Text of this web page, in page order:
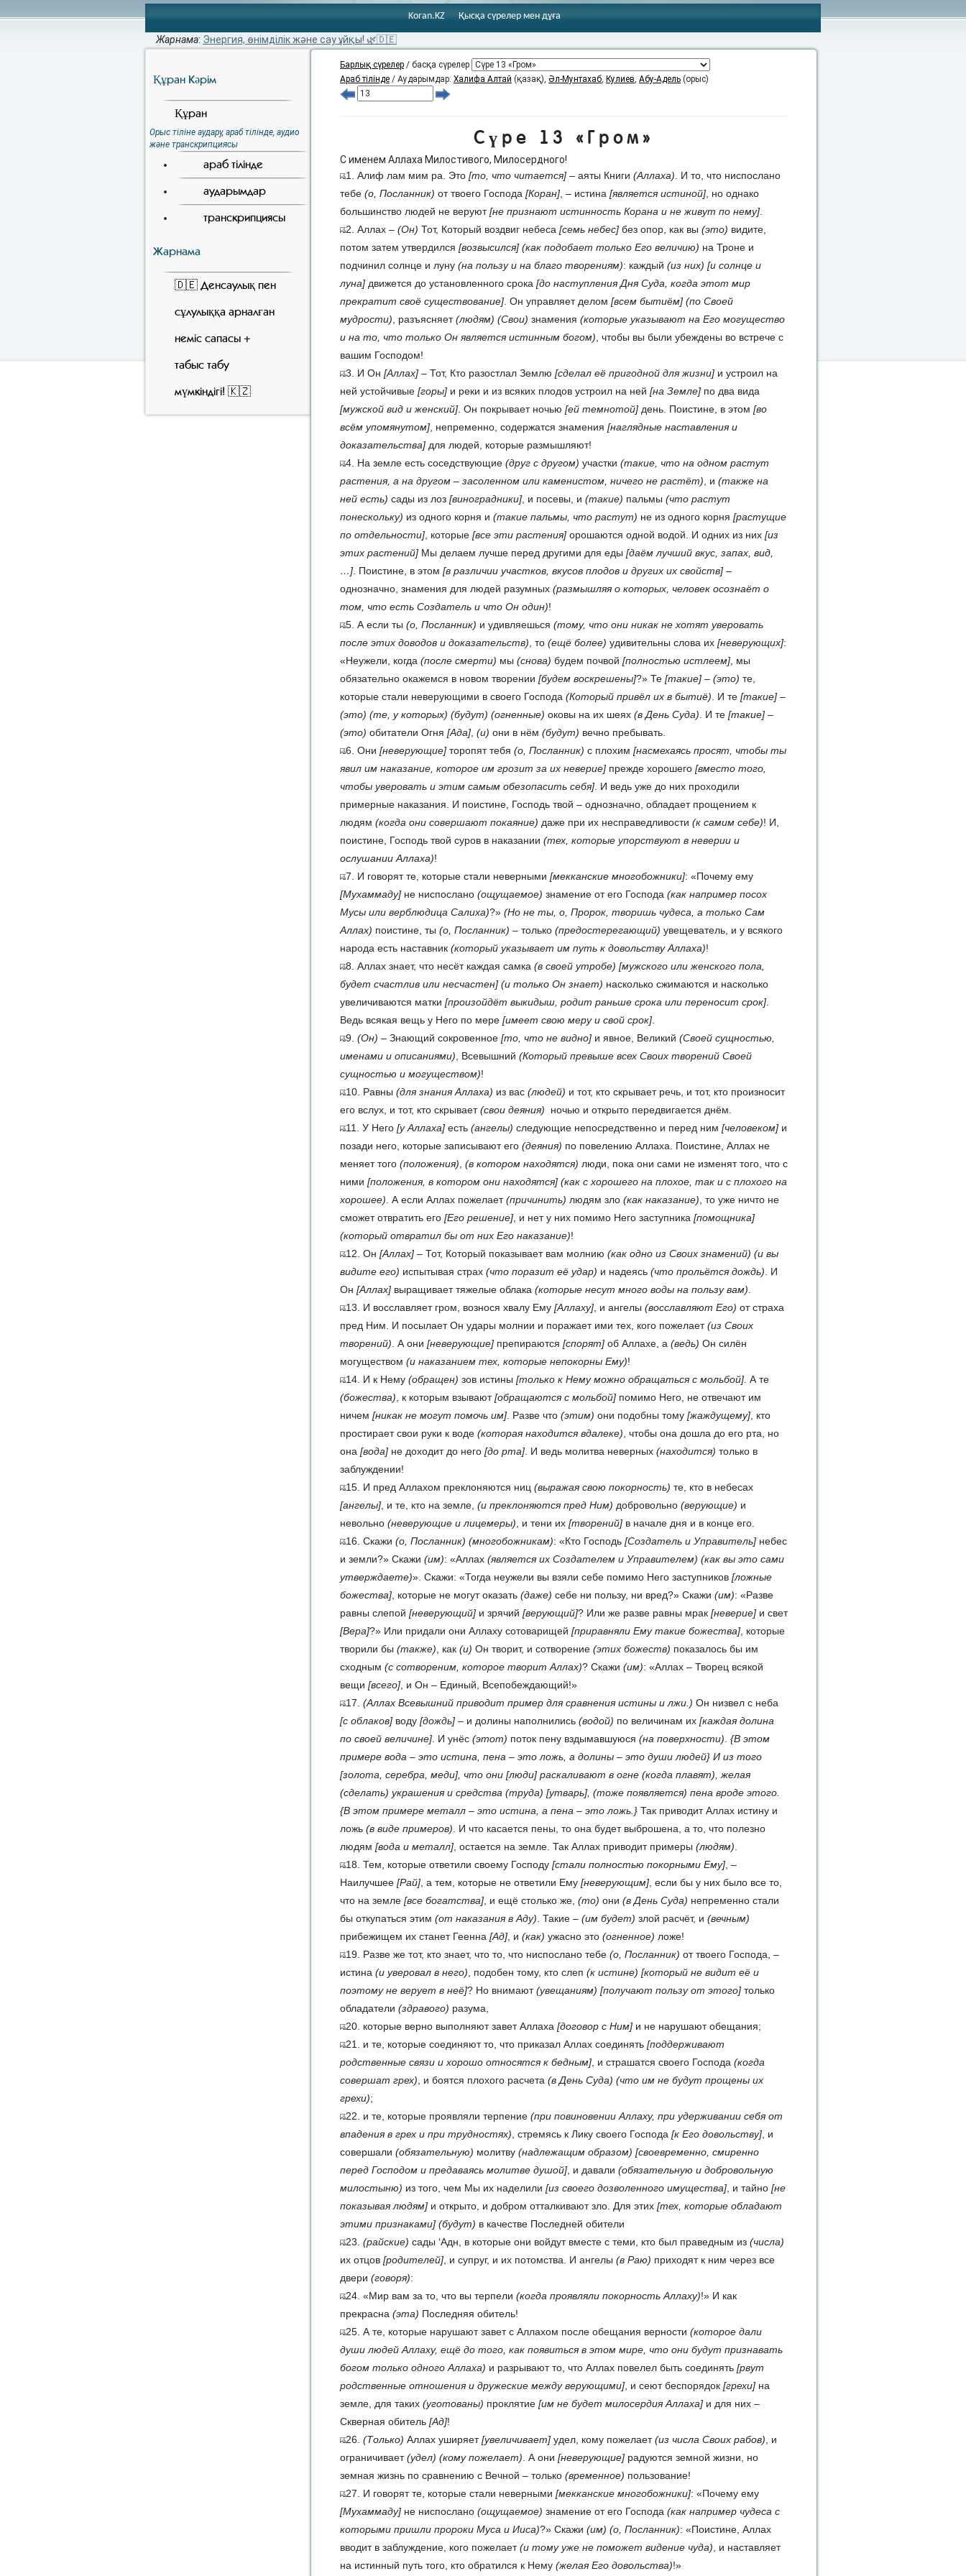
Koran.KZ Қысқа сүрелер мен дұға
Жарнама: Энергия, өнімділік және сау ұйқы! 🌿🇩🇪
Құран Кәрiм
Құран
Орыс тіліне аудару, араб тілінде, аудио
және транскрипциясы
араб тілінде
аударымдар
транскрипциясы
Жарнама
🇩🇪 Денсаулық пен
сұлулыққа арналған
неміс сапасы +
табыс табу
мүмкіндігі! 🇰🇿
Барлық сүрелер / басқа сүрелер
Араб тілінде / Аударымдар: Халифа Алтай (қазақ), Әл-Мунтахаб, Кулиев, Абу-Адель (орыс)
Сүре 13 «Гром»
С именем Аллаха Милостивого, Милосердного!
1. Алиф лам мим ра. Это [то, что читается] – аяты Книги (Аллаха) . И то, что ниспослано
тебе (о, Посланник) от твоего Господа [Коран] , – истина [является истиной] , но однако
большинство людей не веруют[не признают истинность Корана и не живут по нему]
2. Аллах – (Он) Тот, Который воздвиг небеса [семь небес] без опор, как вы (это) видите,
потом затем утвердился [возвысился] (как подобает только Его величию) на Троне и
подчинил солнце и луну (на пользу и на благо творениям): каждый (из них) [и солнце и
луна] движется до установленного срока [до наступления Дня Суда, когда этот мир
прекратит своё существование] . Он управляет делом [всем бытиём] (по Своей
мудрости) , разъясняет(людям) (Свои) знамения (которые указывают на Его могущество
и на то, что только Он является истинным богом) , чтобы вы были убеждены во встрече с
вашим Господом!
3. И Он [Аллах] – Тот, Кто разостлал Землю [сделал её пригодной для жизни] и устроил на
ней устойчивые [горы] и реки и из всяких плодов устроил на ней [на Земле] по два вида
[мужской вид и женский] . Он покрывает ночью [ей темнотой] день. Поистине, в этом [во
всём упомянутом] , непременно, содержатся знамения [наглядные наставления и
доказательства] для людей, которые размышляют!
4. На земле есть соседствующие (друг с другом) участки (такие, что на одном растут
растения, а на другом – засоленном или каменистом, ничего не растёт) , и (также на
ней есть) сады из лоз [виноградники] , и посевы, и (такие) пальмы (что растут
понескольку) из одного корня и (такие пальмы, что растут) не из одного корня [растущие
по отдельности] , которые [все эти растения] орошаются одной водой. И одних из них [из
этих растений] Мы делаем лучше перед другими для еды [даём лучший вкус, запах, вид,
…] . Поистине, в этом [в различии участков, вкусов плодов и других их свойств] –
однозначно, знамения для людей разумных (размышляя о которых, человек осознаёт о
том, что есть Создатель и что Он один)!
5. А если ты (о, Посланник) и удивляешься (тому, что они никак не хотят уверовать
после этих доводов и доказательств) , то (ещё более) удивительны слова их [неверующих]:
«Неужели, когда (после смерти) мы (снова) будем почвой [полностью истлеем] , мы
обязательно окажемся в новом творении [будем воскрешены]?» Те [такие] – (это) те,
которые стали неверующими в своего Господа (Который привёл их в бытиё) . И те [такие] –
(это) (те, у которых) (будут) (огненные) оковы на их шеях (в День Суда) . И те [такие] –
(это) обитатели Огня [Ада] (и) они в нём (будут) вечно пребывать.
6. Они [неверующие] торопят тебя (о, Посланник) с плохим [насмехаясь просят, чтобы ты
явил им наказание, которое им грозит за их неверие] прежде хорошего [вместо того,
чтобы уверовать и этим самым обезопасить себя] . И ведь уже до них проходили
примерные наказания. И поистине, Господь твой – однозначно, обладает прощением к
людям (когда они совершают покаяние) даже при их несправедливости (к самим себе)! И,
поистине, Господь твой суров в наказании (тех, которые упорствуют в неверии и
ослушании Аллаха)!
7. И говорят те, которые стали неверными [мекканские многобожники]: «Почему ему
[Мухаммаду] не ниспослано (ощущаемое) знамение от его Господа (как например посох
Мусы или верблюдица Салиха)?» (Но не ты, о, Пророк, творишь чудеса, а только Сам
Аллах) поистине, ты (о, Посланник) – только (предостерегающий) увещеватель, и у всякого
народа есть наставник (который указывает им путь к довольству Аллаха)!
8. Аллах знает, что несёт каждая самка (в своей утробе) [мужского или женского пола,
будет счастлив или несчастен] (и только Он знает) насколько сжимаются и насколько
увеличиваются матки [произойдёт выкидыш, родит раньше срока или переносит срок]
Ведь всякая вещь у Него по мере [имеет свою меру и свой срок]
9. (Он) – Знающий сокровенное [то, что не видно] и явное, Великий (Своей сущностью,
именами и описаниями) , Всевышний (Который превыше всех Своих творений Своей
сущностью и могуществом)!
10. Равны (для знания Аллаха) из вас (людей) и тот, кто скрывает речь, и тот, кто произносит
его вслух, и тот, кто скрывает(свои деяния) ночью и открыто передвигается днём.
11. У Него [у Аллаха] есть (ангелы) следующие непосредственно и перед ним [человеком] и
позади него, которые записывают его (деяния) по повелению Аллаха. Поистине, Аллах не
меняет того (положения) (в котором находятся) люди, пока они сами не из­менят того, что с
ними [положения, в котором они находятся] (как с хорошего на плохое, так и с плохого на
хорошее) . А если Аллах пожелает(причинить) людям зло (как наказание) , то уже ничто не
сможет отвратить его [Его решение] , и нет у них помимо Него заступ­ника [помощника]
(который отвратил бы от них Его наказание)!
12. Он [Аллах] – Тот, Который показывает вам молнию (как одно из Своих знамений) (и вы
видите его) испытывая страх (что поразит её удар) и надеясь (что прольётся дождь) . И
Он [Аллах] выращивает тяжелые облака (которые несут много воды на пользу вам)
13. И восславляет гром, вознося хвалу Ему [Аллаху] , и ангелы (восславляют Его) от страха
пред Ним. И посылает Он удары молнии и поражает ими тех, кого поже­лает(из Своих
творений) . А они [неверующие] препираются [спорят] об Аллахе, а (ведь) Он силён
могуществом (и наказанием тех, которые непокорны Ему)!
14. И к Нему (обращен) зов истины [только к Нему можно обращаться с мольбой] . А те
(божества) , к которым взывают[обращаются с мольбой] помимо Него, не отвечают им
ничем [никак не могут помочь им] . Разве что (этим) они подобны тому [жаждущему] , кто
простирает свои руки к воде (которая находится вдалеке) , чтобы она дошла до его рта, но
она [вода] не доходит до него [до рта] . И ведь молитва неверных (находится) только в
заблуждении!
15. И пред Аллахом преклоняются ниц (выражая свою покорность) те, кто в небесах
[ангелы] , и те, кто на земле, (и преклоняются пред Ним) добровольно (верующие) и
невольно (неверующие и лицемеры) , и тени их [творений] в начале дня и в конце его.
16. Скажи (о, Посланник) (многобожникам): «Кто Господь [Создатель и Управитель] небес
и земли?» Скажи (им): «Аллах (является их Создателем и Управителем) (как вы это сами
утверждаете)». Скажи: «Тогда неужели вы взяли себе помимо Него заступ­ников [ложные
божества] , которые не могут оказать (даже) себе ни пользу, ни вред?» Скажи (им): «Разве
равны слепой [неверующий] и зрячий [верующий]? Или же разве равны мрак [неверие] и свет
[Вера]?» Или придали они Аллаху сотоварищей [приравняли Ему такие божества] , ко­торые
творили бы (также) , как (и) Он творит, и сотворение (этих божеств) показалось бы им
сходным (с сотвореним, которое творит Аллах)? Скажи (им): «Аллах – Творец всякой
вещи [всего] , и Он – Единый, Всепобеждающий!»
17. (Аллах Всевышний приводит пример для сравнения истины и лжи.) Он низвел с неба
[с облаков] воду [дождь] – и долины наполнились (водой) по величинам их [каждая долина
по своей величине] . И унёс (этот) поток пену вздымавшуюся (на поверхности) {В этом
примере вода – это истина, пена – это ложь, а долины – это души людей} И из того
[золота, серебра, меди] , что они [люди] раскаливают в огне (когда плавят) , желая
(сделать) украшения и средства (труда) [утварь] (тоже появляется) пена вроде этого.
{В этом примере металл – это истина, а пена – это ложь.} Так приводит Аллах истину и
ложь (в виде примеров) . И что касается пены, то она будет выброшена, а то, что полезно
людям [вода и металл] , остается на земле. Так Аллах приводит примеры (людям)
18. Тем, которые ответили своему Господу [стали полностью покорными Ему] , –
Наилучшее [Рай] , а тем, которые не ответили Ему [неверующим] , если бы у них было все то,
что на земле [все богатства] , и ещё столько же, (то) они (в День Суда) непременно стали
бы откупаться этим (от наказания в Аду) . Такие – (им будет) злой расчёт, и (вечным)
прибежищем их станет Геенна [Ад] , и (как) ужасно это (огненное) ложе!
19. Разве же тот, кто знает, что то, что ниспослано тебе (о, Посланник) от твоего Господа, –
истина (и уверовал в него) , подобен тому, кто слеп (к истине) [который не видит её и
поэтому не верует в неё]? Но внимают(увещаниям) [получают пользу от этого] только
обладатели (здравого) разума,
20. которые верно выполняют завет Аллаха [договор с Ним] и не нарушают обещания;
21. и те, которые соединяют то, что приказал Аллах соединять [поддерживают
родственные связи и хорошо относятся к бедным] , и страшатся своего Господа (когда
совершат грех) , и боятся плохого рас­чета (в День Суда) (что им не будут прощены их
грехи);
22. и те, которые проявляли терпение (при повиновении Аллаху, при удерживании себя от
впадения в грех и при трудностях) , стремясь к Лику своего Господа [к Его довольству] , и
совершали (обязательную) молитву (надлежащим образом) [своевременно, смиренно
перед Господом и предаваясь молитве душой] , и давали (обязательную и добровольную
милостыню) из того, чем Мы их наделили [из своего дозволенного имущества] , и тайно [не
показывая людям] и открыто, и добром отталкивают зло. Для этих [тех, которые обладают
этими признаками] (будут) в качестве Последней обители
23. (райские) сады ‘Адн, в которые они войдут вместе с теми, кто был праведным из (числа)
их отцов [родителей] , и супруг, и их потомства. И ангелы (в Раю) приходят к ним че­рез все
двери (говоря):
24. «Мир вам за то, что вы терпели (когда проявляли покорность Аллаху)!» И как
прекрасна (эта) Последняя обитель!
25. А те, которые нарушают завет с Аллахом после обещания верности (которое дали
души людей Аллаху, ещё до того, как появиться в этом мире, что они будут признавать
богом только одного Аллаха) и разрывают то, что Аллах повелел быть соединять [рвут
родственные отношения и дружеские между верующими] , и сеют беспорядок [грехи] на
земле, для таких (уготованы) проклятие [им не будет милосердия Аллаха] и для них –
Скверная обитель [Ад]!
26. (Только) Аллах уширяет[увеличивает] удел, кому пожелает(из числа Своих рабов) , и
ограничивает(удел) (кому пожелает) . А они [неверующие] радуются земной жизни, но
земная жизнь по сравнению с Вечной – только (временное) пользование!
27. И говорят те, которые стали неверными [мекканские многобожники]: «Почему ему
[Мухаммаду] не ниспослано (ощущаемое) знамение от его Господа (как например чудеса с
которыми пришли пророки Муса и Ииса)?» Скажи (им) (о, Посланник): «Поистине, Аллах
вводит в заблуждение, кого пожелает(и тому уже не поможет видение чуда) , и наставляет
на истинный путь того, кто обра­тился к Нему (желая Его довольства)!»